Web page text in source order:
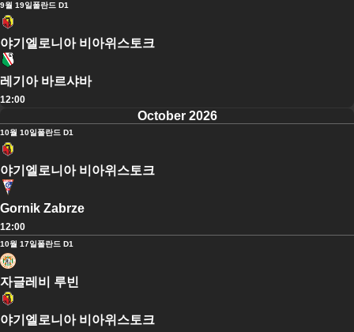
9월 19일폴란드 D1
야기엘로니아 비아위스토크
레기아 바르샤바
12:00
October 2026
10월 10일폴란드 D1
야기엘로니아 비아위스토크
Gornik Zabrze
12:00
10월 17일폴란드 D1
자글레비 루빈
야기엘로니아 비아위스토크